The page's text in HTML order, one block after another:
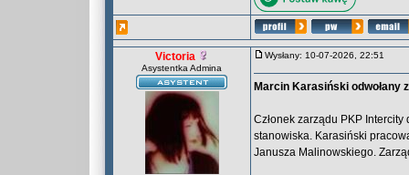
Victoria
Asystentka Admina
Wysłany: 10-07-2026, 22:51
Marcin Karasiński odwołany
Członek zarządu PKP
stanowiska. Karasiński
Janusza Malinowskiego.